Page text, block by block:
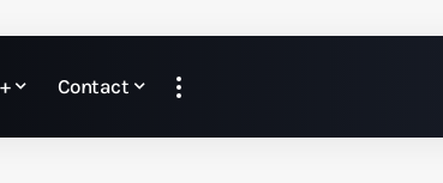
Contact